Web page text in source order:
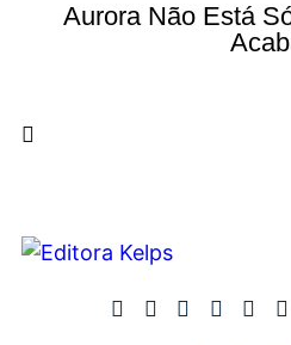
Aurora Não Está